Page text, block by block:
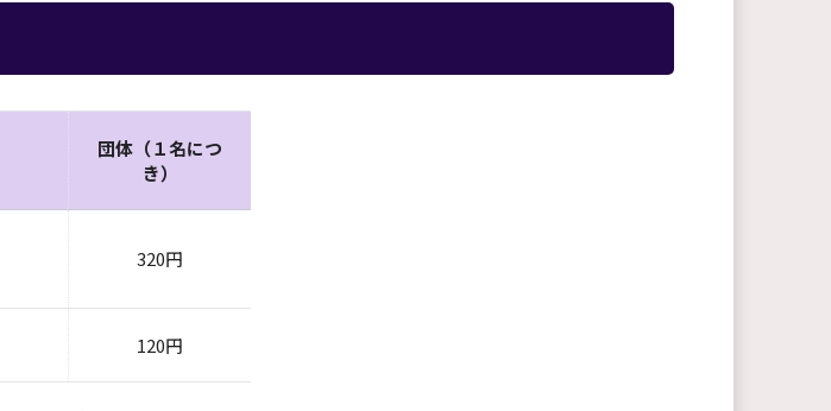
団体（１名につ
き）
320円
120円